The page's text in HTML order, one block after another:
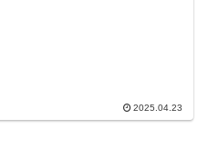
2025.04.23